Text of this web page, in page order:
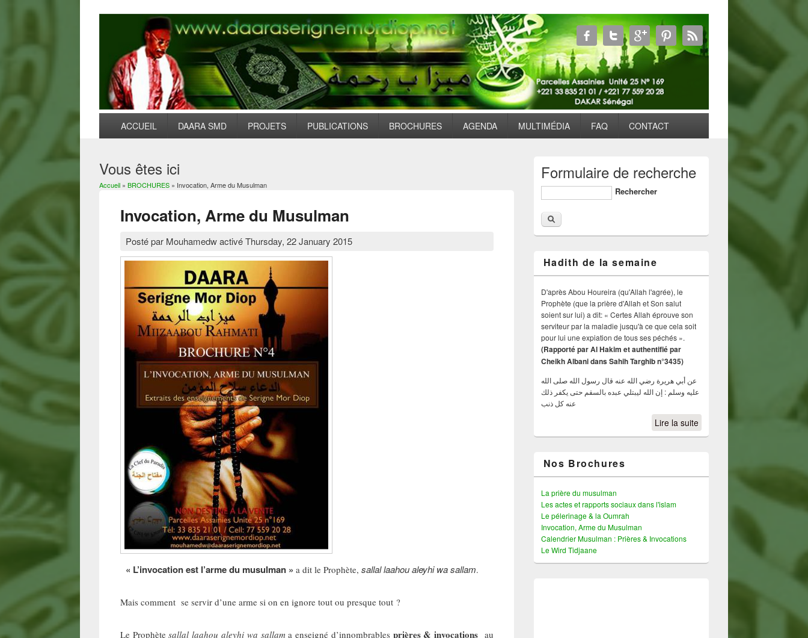
ACCUEIL DAARA SMD PROJETS PUBLICATIONS BROCHURES AGENDA MULTIMÉDIA FAQ CONTACT
Vous êtes ici
Accueil »BROCHURES » Invocation, Arme du Musulman
Invocation, Arme du Musulman
Posté par MouhamedwactivéThursday, 22 January 2015
« L’invocation est l’arme du musulman » a dit le Prophète, sallal laahou aleyhi wa sallam.
Mais comment se servir d’une arme si on en ignore tout ou presque tout ?
Le Prophètesallal laahou aleyhi wa sallama enseigné d’innombrables prières & invocations au
Formulaire de recherche
Rechercher
Hadith de la semaine
D'après Abou Houreira (qu'Allah l'agrée), le
Prophète (que la prière d'Allah et Son salut
soient sur lui) a dit: « Certes Allah éprouve son
serviteur par la maladie jusqu'à ce que cela soit
pour lui une expiation de tous ses péchés ».
(Rapporté par Al Hakim et authentifié par
Cheikh Albani dans Sahih Targhib n°3435)
عن أبي هريرة رضي الله عنه قال رسول الله صلى الله
عليه وسلم : إن الله ليبتلي عبده بالسقم حتى يكفر ذلك
عنه كل ذنب
Lire la suite
Nos Brochures
La prière du musulman
Les actes et rapports sociaux dans l'islam
Le pélerinage & la Oumrah
Invocation, Arme du Musulman
Calendrier Musulman : Prières & Invocations
Le Wird Tidjaane